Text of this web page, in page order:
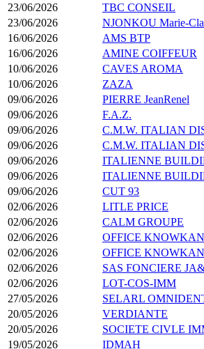
23/06/2026
TBC CONSEIL
23/06/2026
NJONKOU Marie-
16/06/2026
AMS BTP
16/06/2026
AMINE COIFFEUR
10/06/2026
CAVES AROMA
10/06/2026
ZAZA
09/06/2026
PIERRE JeanRenel
09/06/2026
F.A.Z.
09/06/2026
C.M.W. ITALIAN
09/06/2026
C.M.W. ITALIAN
09/06/2026
ITALIENNE
09/06/2026
ITALIENNE
09/06/2026
CUT 93
02/06/2026
LITLE PRICE
02/06/2026
CALM GROUPE
02/06/2026
OFFICE KNOWKAN
02/06/2026
OFFICE KNOWKAN
02/06/2026
SAS FONCIERE
02/06/2026
LOT-COS-IMM
27/05/2026
SELARL
20/05/2026
VERDIANTE
20/05/2026
SOCIETE CIVLE
19/05/2026
IDMAH